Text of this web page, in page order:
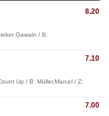
8.20
Gawain / B:
7.10
Up / B: Müller,Marcel / Z:
7.00